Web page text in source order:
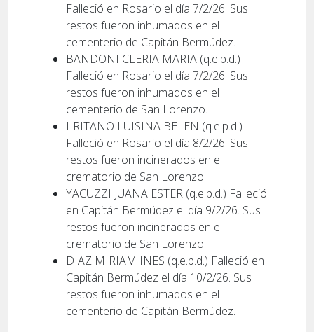
Falleció en Rosario el día 7/2/26. Sus
restos fueron inhumados en el
cementerio de Capitán Bermúdez.
BANDONI CLERIA MARIA (q.e.p.d.)
Falleció en Rosario el día 7/2/26. Sus
restos fueron inhumados en el
cementerio de San Lorenzo.
IIRITANO LUISINA BELEN (q.e.p.d.)
Falleció en Rosario el día 8/2/26. Sus
restos fueron incinerados en el
crematorio de San Lorenzo.
YACUZZI JUANA ESTER (q.e.p.d.) Falleció
en Capitán Bermúdez el día 9/2/26. Sus
restos fueron incinerados en el
crematorio de San Lorenzo.
DIAZ MIRIAM INES (q.e.p.d.) Falleció en
Capitán Bermúdez el día 10/2/26. Sus
restos fueron inhumados en el
cementerio de Capitán Bermúdez.